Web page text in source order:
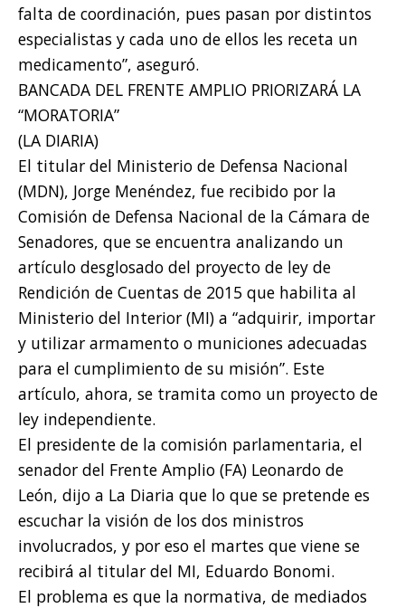
falta de coordinación, pues pasan por distintos
especialistas y cada uno de ellos les receta un
medicamento”, aseguró.
BANCADA DEL FRENTE AMPLIO PRIORIZARÁ LA
“MORATORIA”
(LA DIARIA)
El titular del Ministerio de Defensa Nacional
(MDN), Jorge Menéndez, fue recibido por la
Comisión de Defensa Nacional de la Cámara de
Senadores, que se encuentra analizando un
artículo desglosado del proyecto de ley de
Rendición de Cuentas de 2015 que habilita al
Ministerio del Interior (MI) a “adquirir, importar
y utilizar armamento o municiones adecuadas
para el cumplimiento de su misión”. Este
artículo, ahora, se tramita como un proyecto de
ley independiente.
El presidente de la comisión parlamentaria, el
senador del Frente Amplio (FA) Leonardo de
León, dijo a La Diaria que lo que se pretende es
escuchar la visión de los dos ministros
involucrados, y por eso el martes que viene se
recibirá al titular del MI, Eduardo Bonomi.
El problema es que la normativa, de mediados